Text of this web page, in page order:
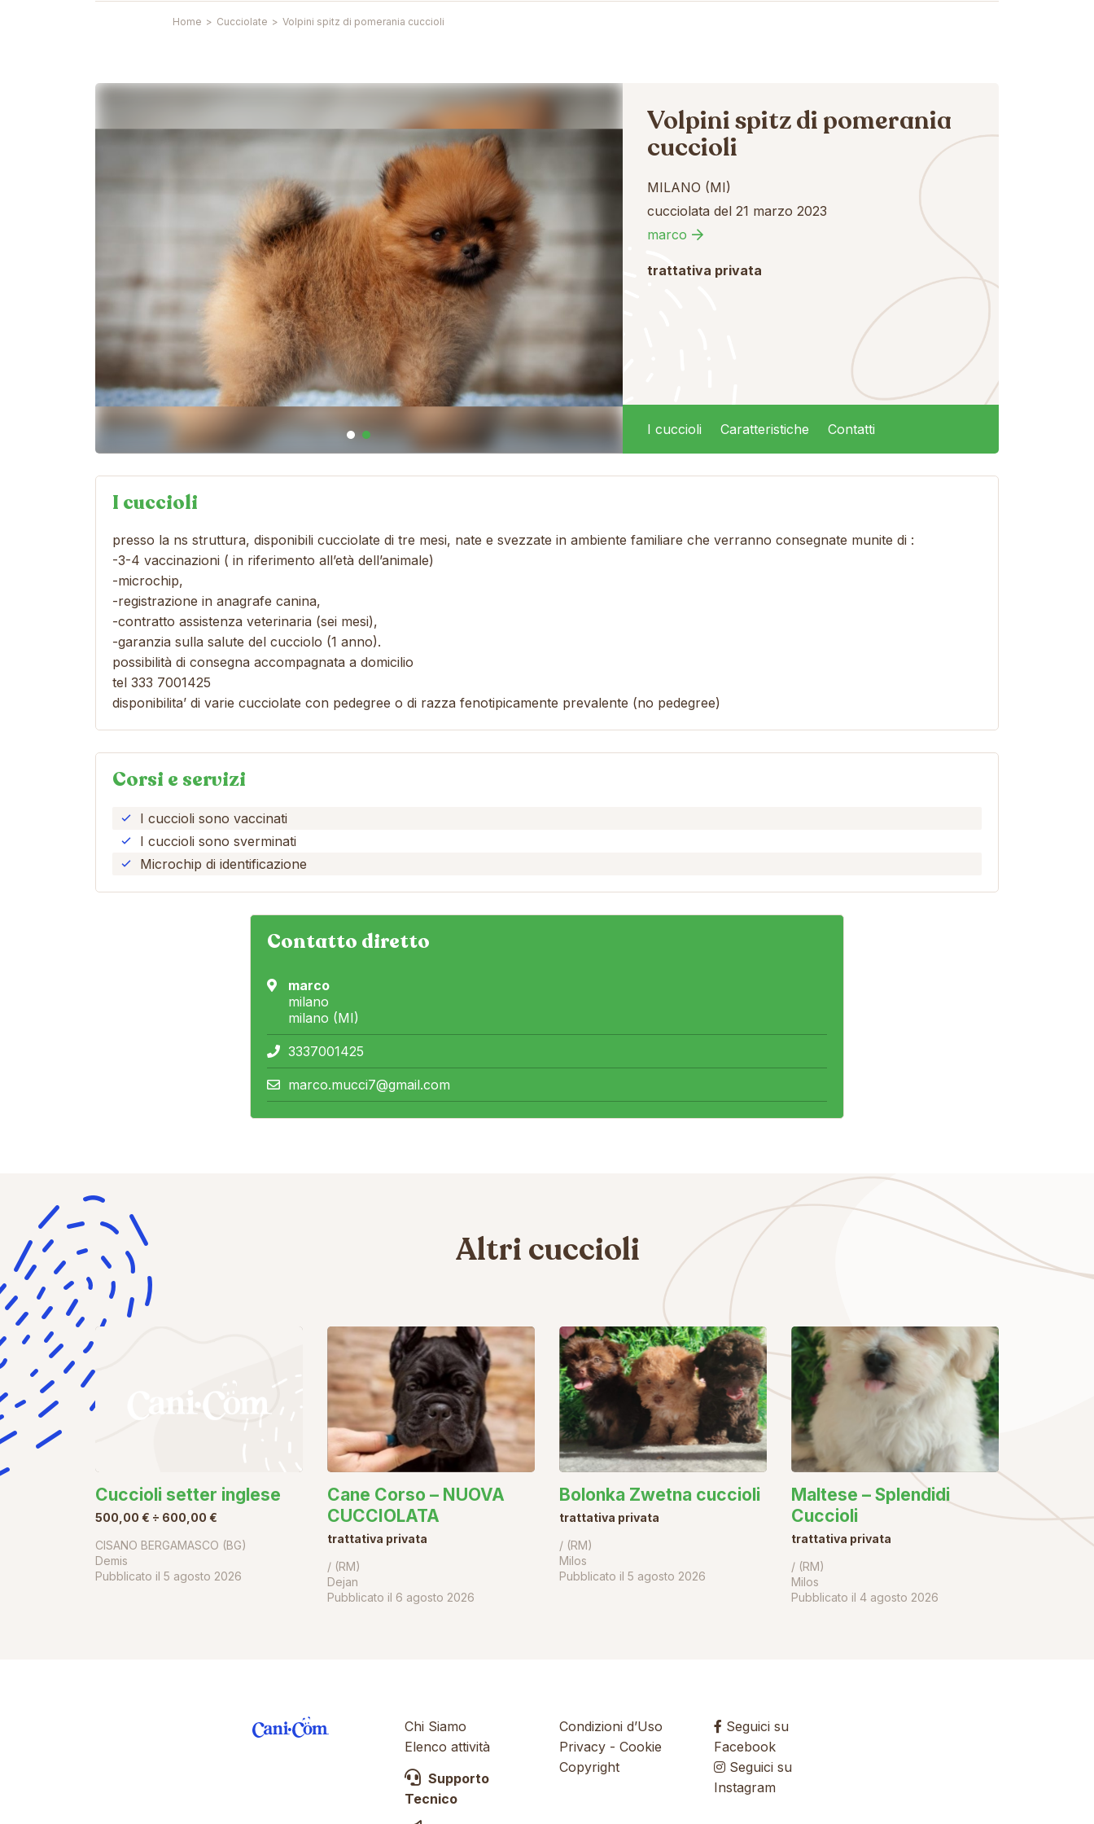
Home > Cucciolate > Volpini spitz di pomerania cuccioli
Volpini spitz di pomerania
cuccioli
MILANO (MI)
cucciolata del 21 marzo 2023
marco
trattativa privata
I cuccioli Caratteristiche Contatti
I cuccioli
presso la ns struttura, disponibili cucciolate di tre mesi, nate e svezzate in ambiente familiare che verranno consegnate munite di :
-3-4 vaccinazioni ( in riferimento all’età dell’animale)
-microchip,
-registrazione in anagrafe canina,
-contratto assistenza veterinaria (sei mesi),
-garanzia sulla salute del cucciolo (1 anno).
possibilità di consegna accompagnata a domicilio
tel 333 7001425
disponibilita’ di varie cucciolate con pedegree o di razza fenotipicamente prevalente (no pedegree)
Corsi e servizi
I cuccioli sono vaccinati
I cuccioli sono sverminati
Microchip di identificazione
Contatto diretto
marco
milano
milano (MI)
3337001425
marco.mucci7@gmail.com
Altri cuccioli
Cuccioli setter inglese
500,00 € ÷ 600,00 €
CISANO BERGAMASCO (BG)
Demis
Pubblicato il 5 agosto 2026
Cane Corso – NUOVA
CUCCIOLATA
trattativa privata
/ (RM)
Dejan
Pubblicato il 6 agosto 2026
Bolonka Zwetna cuccioli
trattativa privata
/ (RM)
Milos
Pubblicato il 5 agosto 2026
Maltese – Splendidi
Cuccioli
trattativa privata
/ (RM)
Milos
Pubblicato il 4 agosto 2026
Chi Siamo
Elenco attività
Supporto
Tecnico
Condizioni d’Uso
Privacy - Cookie
Copyright
Seguici su
Facebook
Seguici su
Instagram